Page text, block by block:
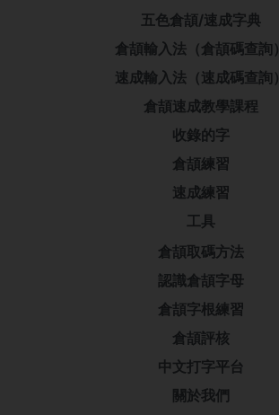
五色倉頡/速成字典
倉頡輸入法（倉頡碼查詢）
速成輸入法（速成碼查詢）
倉頡速成教學課程
收錄的字
倉頡練習
速成練習
工具
倉頡取碼方法
認識倉頡字母
倉頡字根練習
倉頡評核
中文打字平台
關於我們